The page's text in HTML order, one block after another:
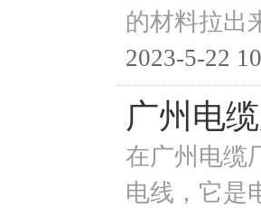
的材料拉出
2023-5-22
广州电
在广州电缆
电线，它